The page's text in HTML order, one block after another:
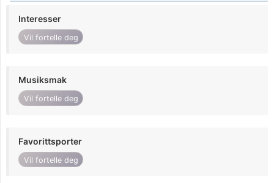
Interesser
Vil fortelle deg
Musiksmak
Vil fortelle deg
Favorittsporter
Vil fortelle deg